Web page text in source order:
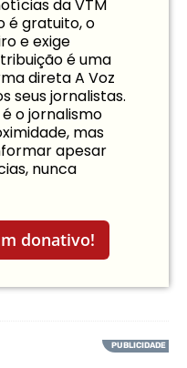
da VTM
é gratuito, o
e exige
é uma
direta A Voz
seus jornalistas.
o jornalismo
mas
apesar
nunca
donativo!